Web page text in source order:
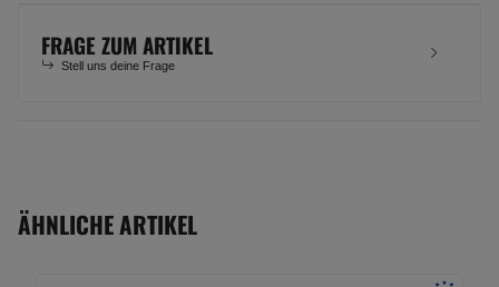
FRAGE ZUM ARTIKEL
Stell uns deine Frage
ÄHNLICHE ARTIKEL